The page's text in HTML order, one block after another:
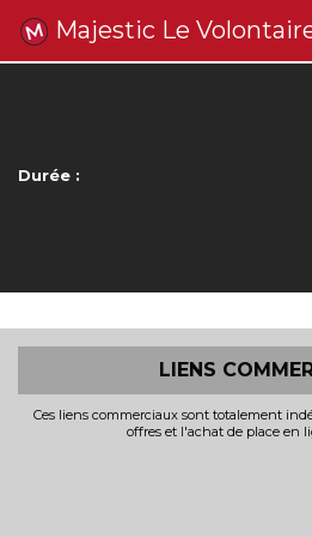
Majestic Le
Durée :
LIENS
Ces liens commerciaux sont totalement
offres et l'achat de place en